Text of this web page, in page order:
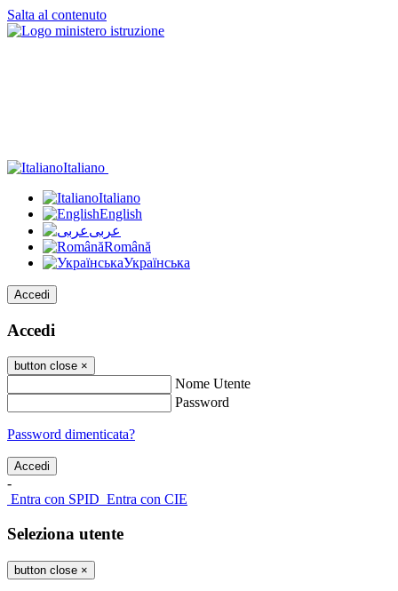
Salta al contenuto
Italiano
Italiano
English
عربى
Română
Українська
Accedi
Accedi
button close ×
Nome Utente
Password
Password dimenticata?
-
Entra con SPID Entra con CIE
Seleziona utente
button close ×